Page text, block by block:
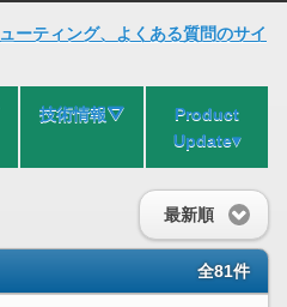
技術情報⛛
Product
Update▾
最新順
全81件